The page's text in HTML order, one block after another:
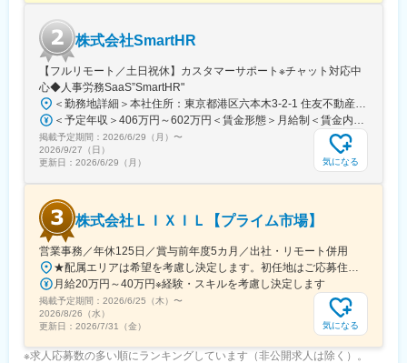
そ参入できるニッチな市場で、高付加価値の製品を開発・提供し
続けて参ります。
■当社での働き方：
◇年間休日124日、有給取得率77.2％と、非常に働きやすい環境
です。
◇男性の育児休業取得率69％、女性の育児休業取得率は100％
と、働き続けられる環境も整っております。
変更の範囲：会社の定める業務
株式会社SmartHR
【フルリモート／土日祝休】カスタマーサポート※チャット対応中
心◆人事労務SaaS”SmartHR"
掲載予定期間： 2026/6/29（月） 〜
2026/9/27（日）
更新日： 2026/6/29（月） 気になる
株式会社ＬＩＸＩＬ【プライム市場】
営業事務／年休125日／賞与前年度5カ月／出社・リモート併用
月給20万円～40万円※経験・スキルを考慮し決定します
掲載予定期間： 2026/6/25（木） 〜
2026/8/26（水）
更新日： 2026/7/31（金） 気になる
※求人応募数の多い順にランキングしています（非公開求人は除く）。